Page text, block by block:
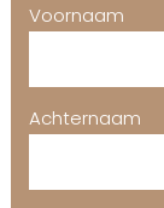
Voornaam
Achternaam